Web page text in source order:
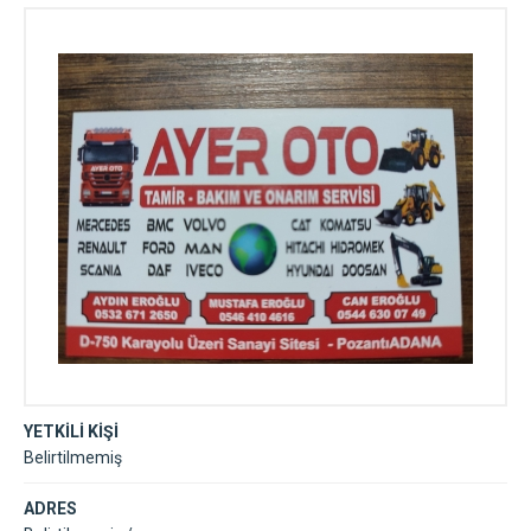
YETKİLİ KİŞİ
Belirtilmemiş
ADRES